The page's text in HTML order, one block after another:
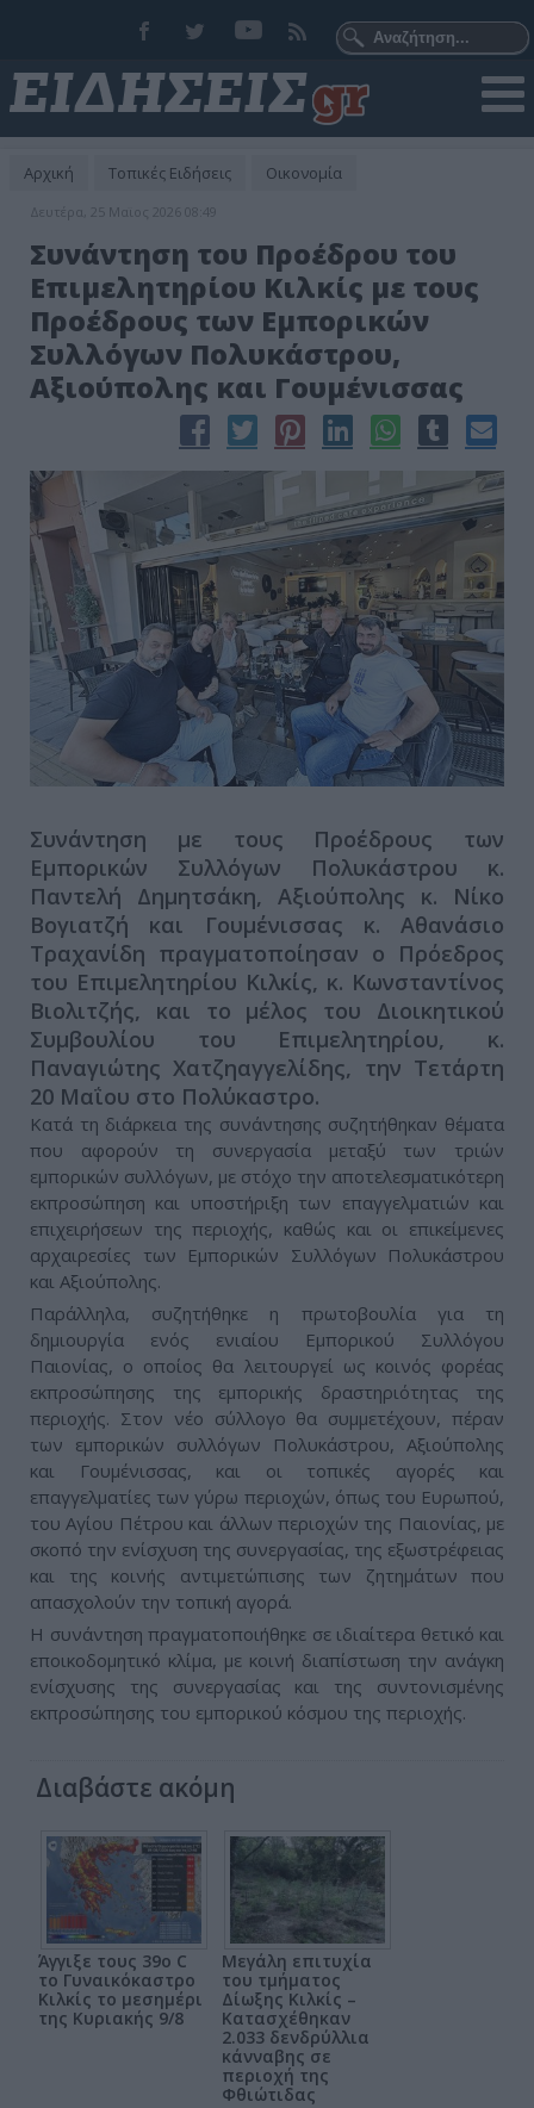
Αρχική Τοπικές Ειδήσεις Οικονομία
Δευτέρα, 25 Μαϊος 2026 08:49
Συνάντηση του Προέδρου του
Επιμελητηρίου Κιλκίς με τους
Προέδρους των Εμπορικών
Συλλόγων Πολυκάστρου,
Αξιούπολης και Γουμένισσας
Συνάντηση με τους Προέδρους των
Εμπορικών Συλλόγων Πολυκάστρου κ.
Παντελή Δημητσάκη, Αξιούπολης κ. Νίκο
Βογιατζή και Γουμένισσας κ. Αθανάσιο
Τραχανίδη πραγματοποίησαν ο Πρόεδρος
του Επιμελητηρίου Κιλκίς, κ. Κωνσταντίνος
Βιολιτζής, και το μέλος του Διοικητικού
Συμβουλίου του Επιμελητηρίου, κ.
Παναγιώτης Χατζηαγγελίδης, την Τετάρτη
20 Μαΐου στο Πολύκαστρο.
Κατά τη διάρκεια της συνάντησης συζητήθηκαν θέματα
που αφορούν τη συνεργασία μεταξύ των τριών
εμπορικών συλλόγων, με στόχο την αποτελεσματικότερη
εκπροσώπηση και υποστήριξη των επαγγελματιών και
επιχειρήσεων της περιοχής, καθώς και οι επικείμενες
αρχαιρεσίες των Εμπορικών Συλλόγων Πολυκάστρου
και Αξιούπολης.
Παράλληλα, συζητήθηκε η πρωτοβουλία για τη
δημιουργία ενός ενιαίου Εμπορικού Συλλόγου
Παιονίας, ο οποίος θα λειτουργεί ως κοινός φορέας
εκπροσώπησης της εμπορικής δραστηριότητας της
περιοχής. Στον νέο σύλλογο θα συμμετέχουν, πέραν
των εμπορικών συλλόγων Πολυκάστρου, Αξιούπολης
και Γουμένισσας, και οι τοπικές αγορές και
επαγγελματίες των γύρω περιοχών, όπως του Ευρωπού,
του Αγίου Πέτρου και άλλων περιοχών της Παιονίας, με
σκοπό την ενίσχυση της συνεργασίας, της εξωστρέφειας
και της κοινής αντιμετώπισης των ζητημάτων που
απασχολούν την τοπική αγορά.
Η συνάντηση πραγματοποιήθηκε σε ιδιαίτερα θετικό και
εποικοδομητικό κλίμα, με κοινή διαπίστωση την ανάγκη
ενίσχυσης της συνεργασίας και της συντονισμένης
εκπροσώπησης του εμπορικού κόσμου της περιοχής.
Διαβάστε ακόμη
Άγγιξε τους 39ο C
το Γυναικόκαστρο
Κιλκίς το μεσημέρι
της Κυριακής 9/8
Μεγάλη επιτυχία
του τμήματος
Δίωξης Κιλκίς –
Κατασχέθηκαν
2.033 δενδρύλλια
κάνναβης σε
περιοχή της
Φθιώτιδας